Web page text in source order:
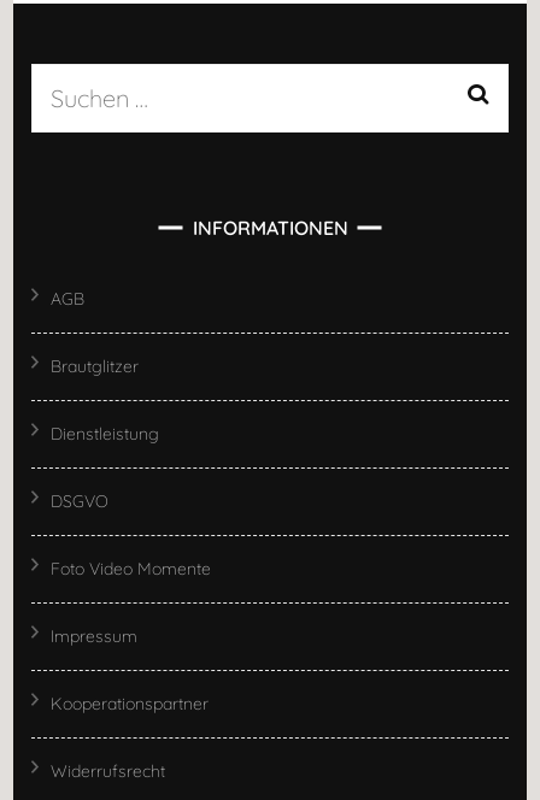
Suchen
nach:
INFORMATIONEN
AGB
Brautglitzer
Dienstleistung
DSGVO
Foto Video Momente
Impressum
Kooperationspartner
Widerrufsrecht